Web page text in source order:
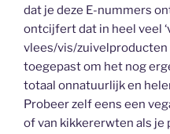
dat je deze E-nummers
ontcijfert dat in heel veel
vlees/vis/zuivelproducten
toegepast om het nog
totaal onnatuurlijk en
Probeer zelf eens een
of van kikkererwten als je